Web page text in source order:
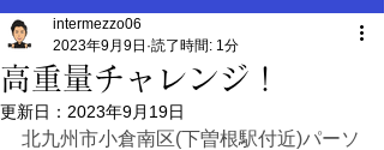
高重量チャレンジ！
intermezzo06
2023年9月9日 読了時間: 1分
更新日： 2023年9月19日
北九州市小倉南区(下曽根駅付近)パーソ